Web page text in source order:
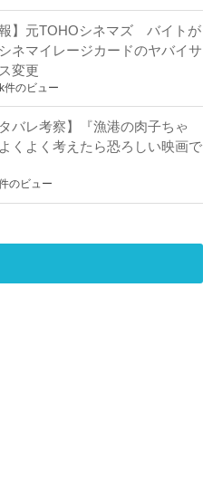
報】元TOHOシネマズ バイトが
ネマイレージカードのヤバイサ
変更
件のビュー
タバレ考察】『漁港の肉子ちゃ
くよく考えたら恐ろしい映画で
のビュー